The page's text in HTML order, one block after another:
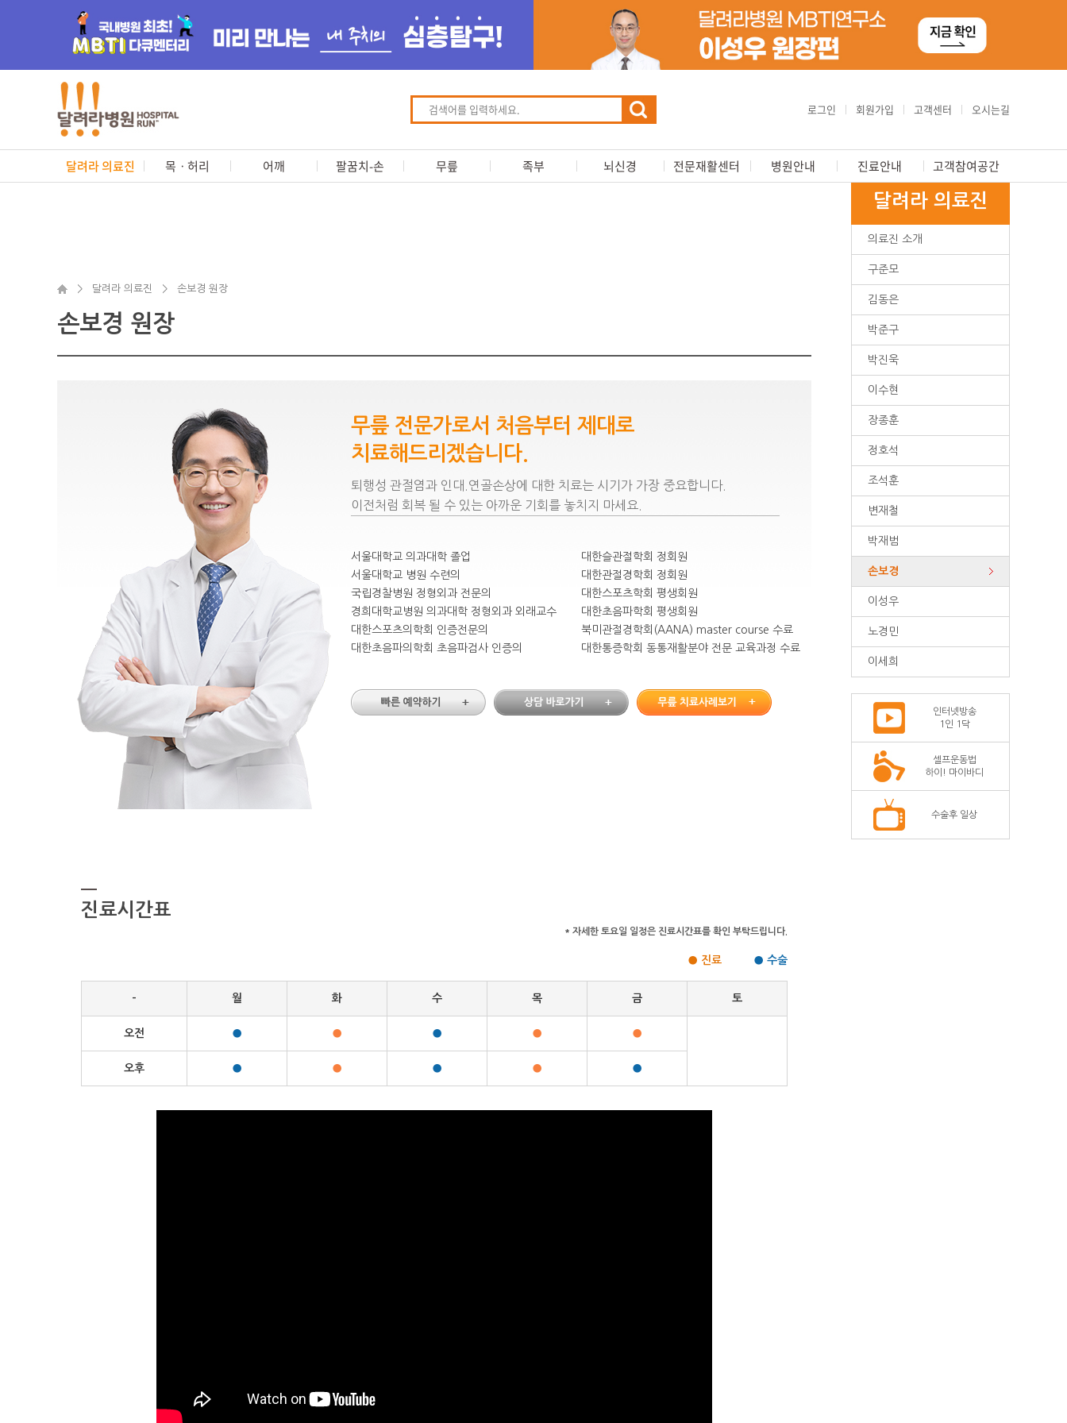
로그인 회원가입 고객센터 오시는길
달려라 의료진 목ㆍ허리 어깨 팔꿈치-손 무릎 족부 뇌신경 전문재활센터 병원안내 진료안내 고객참여공간
> 달려라 의료진 > 손보경 원장
손보경 원장
무릎 전문가로서 처음부터 제대로
치료해드리겠습니다.
퇴행성 관절염과 인대.연골손상에 대한 치료는 시기가 가장 중요합니다.
이전처럼 회복 될 수 있는 아까운 기회를 놓치지 마세요.
서울대학교 의과대학 졸업
서울대학교 병원 수련의
국립경찰병원 정형외과 전문의
경희대학교병원 의과대학 정형외과 외래교수
대한스포츠의학회 인증전문의
대한초음파의학회 초음파검사 인증의
대한슬관절학회 정회원
대한관절경학회 정회원
대한스포츠학회 평생회원
대한초음파학회 평생회원
북미관절경학회(AANA) master course 수료
대한통증학회 동통재활분야 전문 교육과정 수료
진료시간표
* 자세한 토요일 일정은 진료시간표를 확인 부탁드립니다.
● 진료 ● 수술
- 월 화 수 목 금 토
오전 ● ● ● ● ●
오후 ● ● ● ● ●
달려라 의료진
의료진 소개
구준모
김동은
박준구
박진욱
이수현
장종훈
정호석
조석훈
변재철
박재범
손보경
이성우
노경민
이세희
인터넷방송
1인 1닥
셀프운동법
하이! 마이바디
수술후 일상